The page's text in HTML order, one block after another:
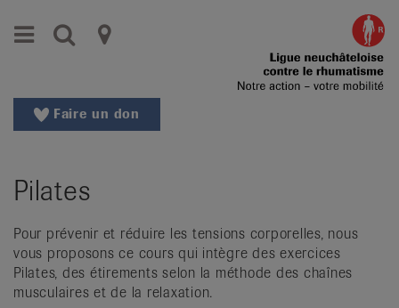
vers
au
Aller
Changer
région
Changer
de
langue:
Faire un don
Pilates
Pour prévenir et réduire les tensions corporelles, nous
vous proposons ce cours qui intègre des exercices
Pilates, des étirements selon la méthode des chaînes
musculaires et de la relaxation.
Menu Recherche
Ligues
contre
le
Organisations
nationales
de